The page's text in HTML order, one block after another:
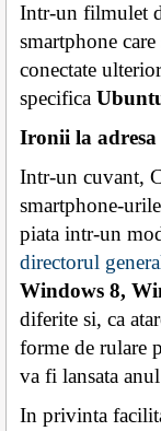
Intr-un filmulet
smartphone care
conectate
specifica
Ironii la
Intr-un cuvant,
smartphone-
piata intr-un
directorul
Windows 8,
diferite si, ca
forme de rulare
va fi lansata
In privinta